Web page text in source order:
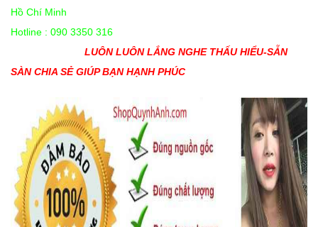
Hồ Chí Minh
Hotline : 090 3350 316
LUÔN LUÔN LẮNG NGHE THẤU HIỂU-SẴN
SÀN CHIA SẺ GIÚP BẠN HẠNH PHÚC